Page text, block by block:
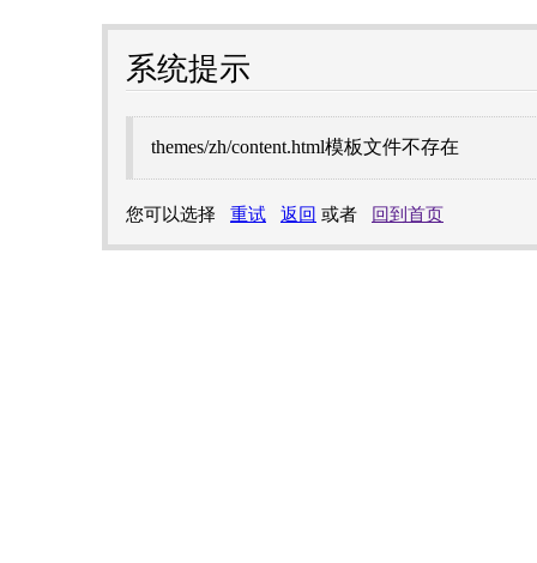
系统提示
themes/zh/content.html模板文件不存在
您可以选择 重试 返回 或者 回到首页